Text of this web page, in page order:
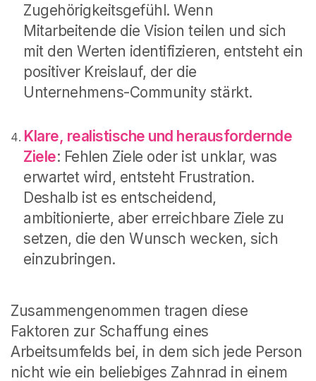
Zugehörigkeitsgefühl. Wenn
Mitarbeitende die Vision teilen und sich
mit den Werten identifizieren, entsteht ein
positiver Kreislauf, der die
Unternehmens-Community stärkt.
Klare, realistische und herausfordernde
Ziele: Fehlen Ziele oder ist unklar, was
erwartet wird, entsteht Frustration.
Deshalb ist es entscheidend,
ambitionierte, aber erreichbare Ziele zu
setzen, die den Wunsch wecken, sich
einzubringen.
Zusammengenommen tragen diese
Faktoren zur Schaffung eines
Arbeitsumfelds bei, in dem sich jede Person
nicht wie ein beliebiges Zahnrad in einem